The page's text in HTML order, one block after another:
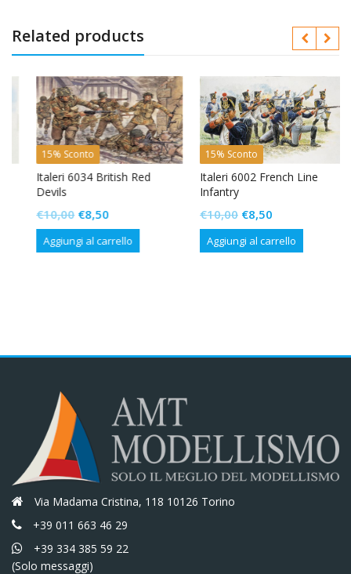
Related products
15% Sconto
Italeri 6034 British Red
Devils
10,00Il
prezzo
originale
€8,50Il
prezzo
attuale
Aggiungi al carrello
15% Sconto
Italeri 6002 French Line
Infantry
10,00Il
prezzo
originale
€8,50Il
prezzo
attuale
Aggiungi al carrello
Via Madama Cristina, 118 10126 Torino
+39 011 663 46 29
+39 334 385 59 22
(Solo messaggi)